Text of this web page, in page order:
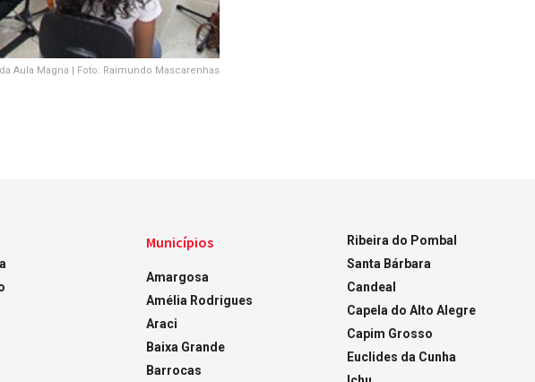
Aula Magna | Foto: Raimundo Mascarenhas
Municípios
Amargosa
Amélia Rodrigues
Araci
Baixa Grande
Barrocas
Ribeira do Pombal
Santa Bárbara
Candeal
Capela do Alto Alegre
Capim Grosso
Euclides da Cunha